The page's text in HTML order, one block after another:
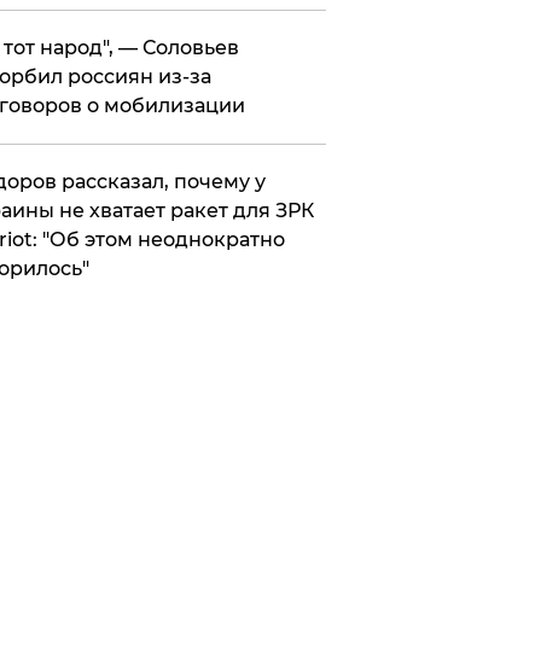
народ", — Соловьев
россиян из-за
о мобилизации
рассказал, почему у
не хватает ракет для ЗРК
"Об этом неоднократно